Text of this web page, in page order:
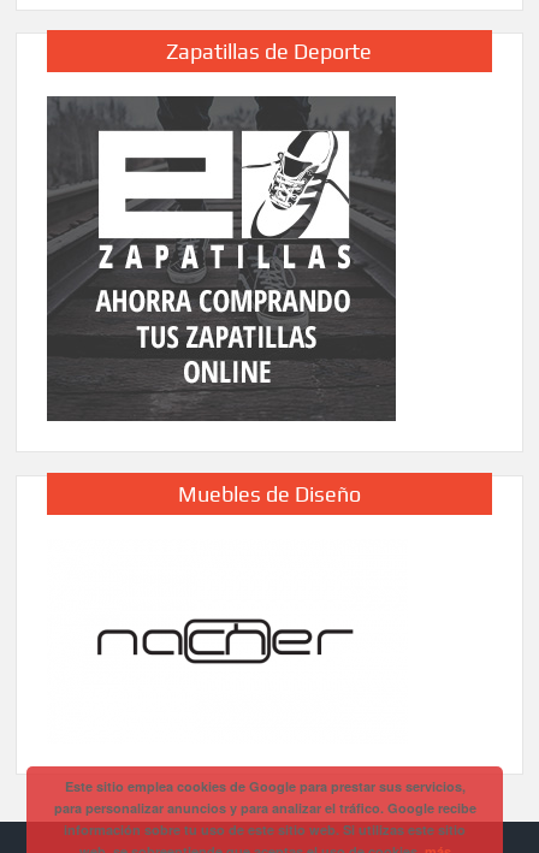
Zapatillas de Deporte
Muebles de Diseño
Este sitio emplea cookies de Google para prestar sus servicios,
para personalizar anuncios y para analizar el tráfico. Google recibe
información sobre tu uso de este sitio web. Si utilizas este sitio